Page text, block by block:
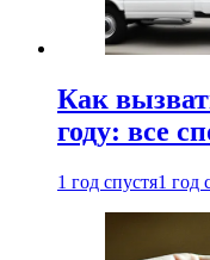
Как
году: все
1 год спустя1 год